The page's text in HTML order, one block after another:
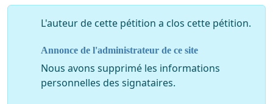
L'auteur de cette pétition a clos cette pétition.
Annonce de l'administrateur de ce site
Nous avons supprimé les informations
personnelles des signataires.